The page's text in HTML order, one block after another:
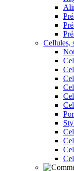
Cellules,